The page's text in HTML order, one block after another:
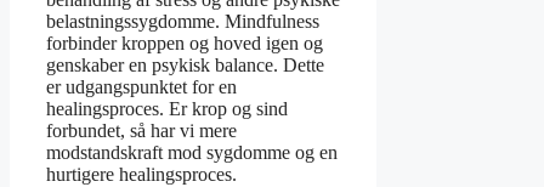
belastningssygdomme. Mindfulness
forbinder kroppen og hoved igen og
genskaber en psykisk balance. Dette
er udgangspunktet for en
healingsproces. Er krop og sind
forbundet, så har vi mere
modstandskraft mod sygdomme og en
hurtigere healingsproces.